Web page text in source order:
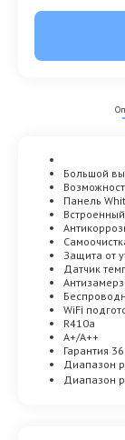
Большой
Панель
Защита от
Датчик
WiFi
R410a
A+/A++
Гарантия
Диапазон
Диапазон